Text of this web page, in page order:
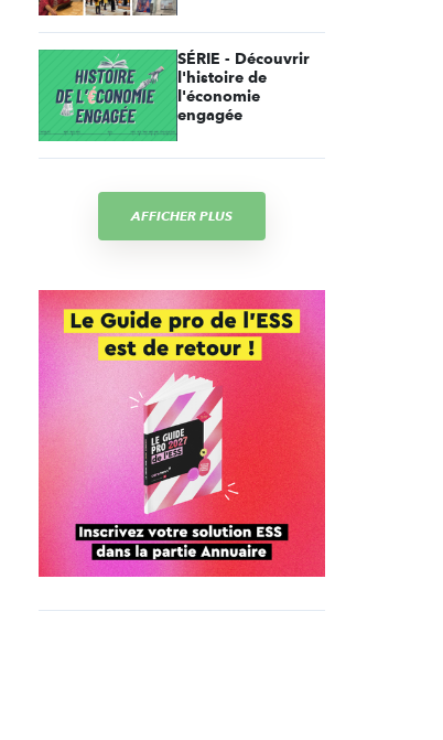
SÉRIE - Découvrir
l'histoire de
l'économie
engagée
AFFICHER PLUS